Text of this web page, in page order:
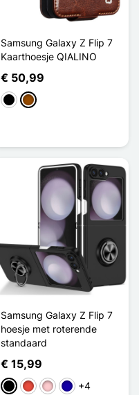
Samsung Galaxy Z Flip 7
Kaarthoesje QIALINO
€ 50,99
ZwartBruin
Samsung Galaxy Z Flip 7
hoesje met roterende
standaard
€ 15,99
ZwartRoodRozeDonkerblauw
+4